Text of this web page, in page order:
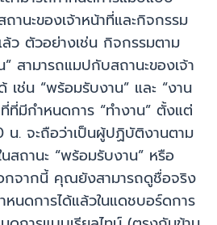
ถานะของเจ้าหน้าที่และกิจกรรม
ว ตัวอย่างเช่น กิจกรรมตาม
สามารถแมปกับสถานะของเจ้า
เช่น “พร้อมรับงาน” และ “งาน
ที่มีกำหนดการ “ทำงาน” ตั้งแต่
. จะถือว่าเป็นผู้ปฏิบัติงานตาม
สถานะ “พร้อมรับงาน” หรือ
กจากนี้ คุณยังสามารถดูชื่อจริง
นดการได้แล้วในแดชบอร์ดการ